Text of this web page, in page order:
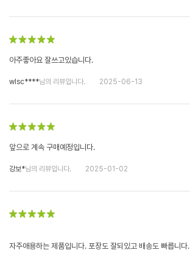
아주좋아요 잘쓰고있습니다.
wlsc****님의 리뷰입니다. 2025-06-13
앞으로 계속 구매예정입니다.
강보*님의 리뷰입니다. 2025-01-02
자주애용하는 제품입니다. 포장도 잘되있고 배송도 빠릅니다.